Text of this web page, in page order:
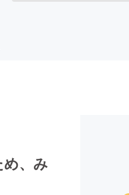
、み